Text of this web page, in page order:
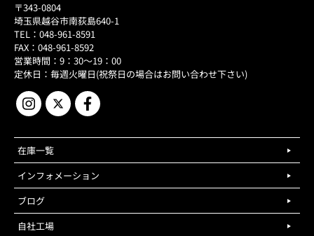
〒343-0804
埼玉県越谷市南荻島640-1
TEL：048-961-8591
FAX：048-961-8592
営業時間：9：30～19：00
定休日：毎週火曜日(祝祭日の場合はお問い合わせ下さい)
在庫一覧
インフォメーション
ブログ
自社工場